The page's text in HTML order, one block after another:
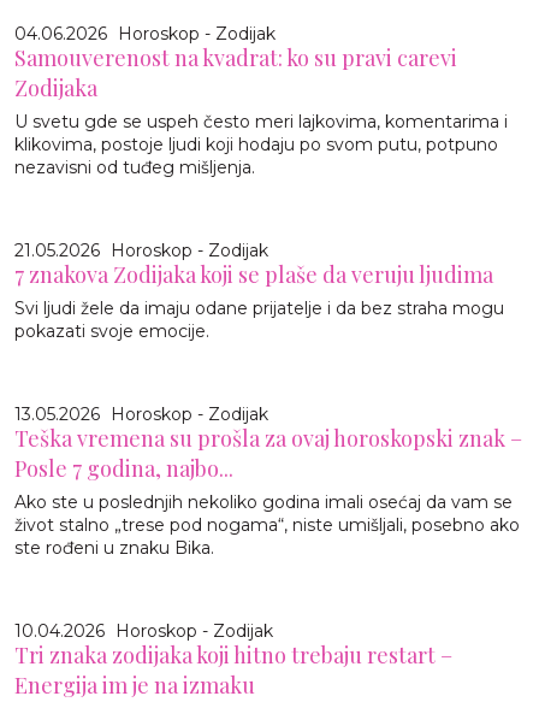
04.06.2026 Horoskop - Zodijak
Samouverenost na kvadrat: ko su pravi carevi
Zodijaka
U svetu gde se uspeh često meri lajkovima, komentarima i
klikovima, postoje ljudi koji hodaju po svom putu, potpuno
nezavisni od tuđeg mišljenja.
21.05.2026 Horoskop - Zodijak
7 znakova Zodijaka koji se plaše da veruju ljudima
Svi ljudi žele da imaju odane prijatelje i da bez straha mogu
pokazati svoje emocije.
13.05.2026 Horoskop - Zodijak
Teška vremena su prošla za ovaj horoskopski znak –
Posle 7 godina, najbo...
Ako ste u poslednjih nekoliko godina imali osećaj da vam se
život stalno „trese pod nogama“, niste umišljali, posebno ako
ste rođeni u znaku Bika.
10.04.2026 Horoskop - Zodijak
Tri znaka zodijaka koji hitno trebaju restart –
Energija im je na izmaku